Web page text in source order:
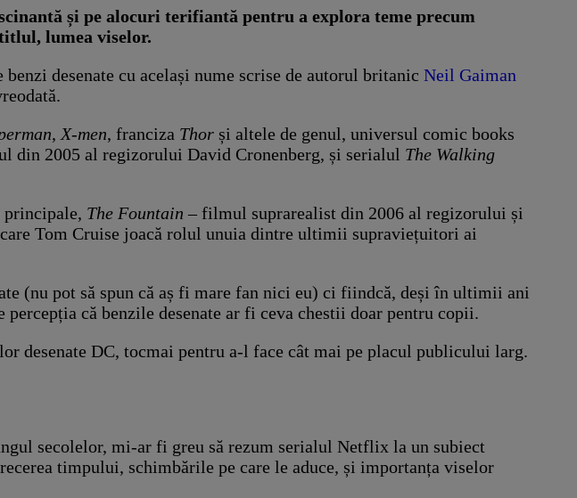
și pe alocuri terifiantă pentru a explora teme precum
lumea viselor.
desenate cu același nume scrise de autorul britanic Neil Gaiman
, X-men, franciza Thor și altele de genul, universul comic books
din 2005 al regizorului David Cronenberg, și serialul The Walking
The Fountain – filmul suprarealist din 2006 al regizorului și
Tom Cruise joacă rolul unuia dintre ultimii supraviețuitori ai
(nu pot să spun că aș fi mare fan nici eu) ci fiindcă, deși în ultimii ani
că benzile desenate ar fi ceva chestii doar pentru copii.
desenate DC, tocmai pentru a-l face cât mai pe placul publicului larg.
secolelor, mi-ar fi greu să rezum serialul Netflix la un subiect
timpului, schimbările pe care le aduce, și importanța viselor